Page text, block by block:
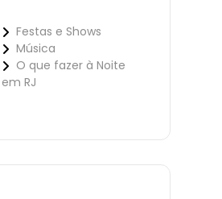
Festas e Shows
Música
O que fazer à Noite
em RJ